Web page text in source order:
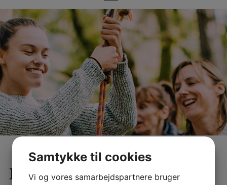
​Hvad kan du forvente som
Samtykke til cookies
Vi og vores samarbejdspartnere bruger